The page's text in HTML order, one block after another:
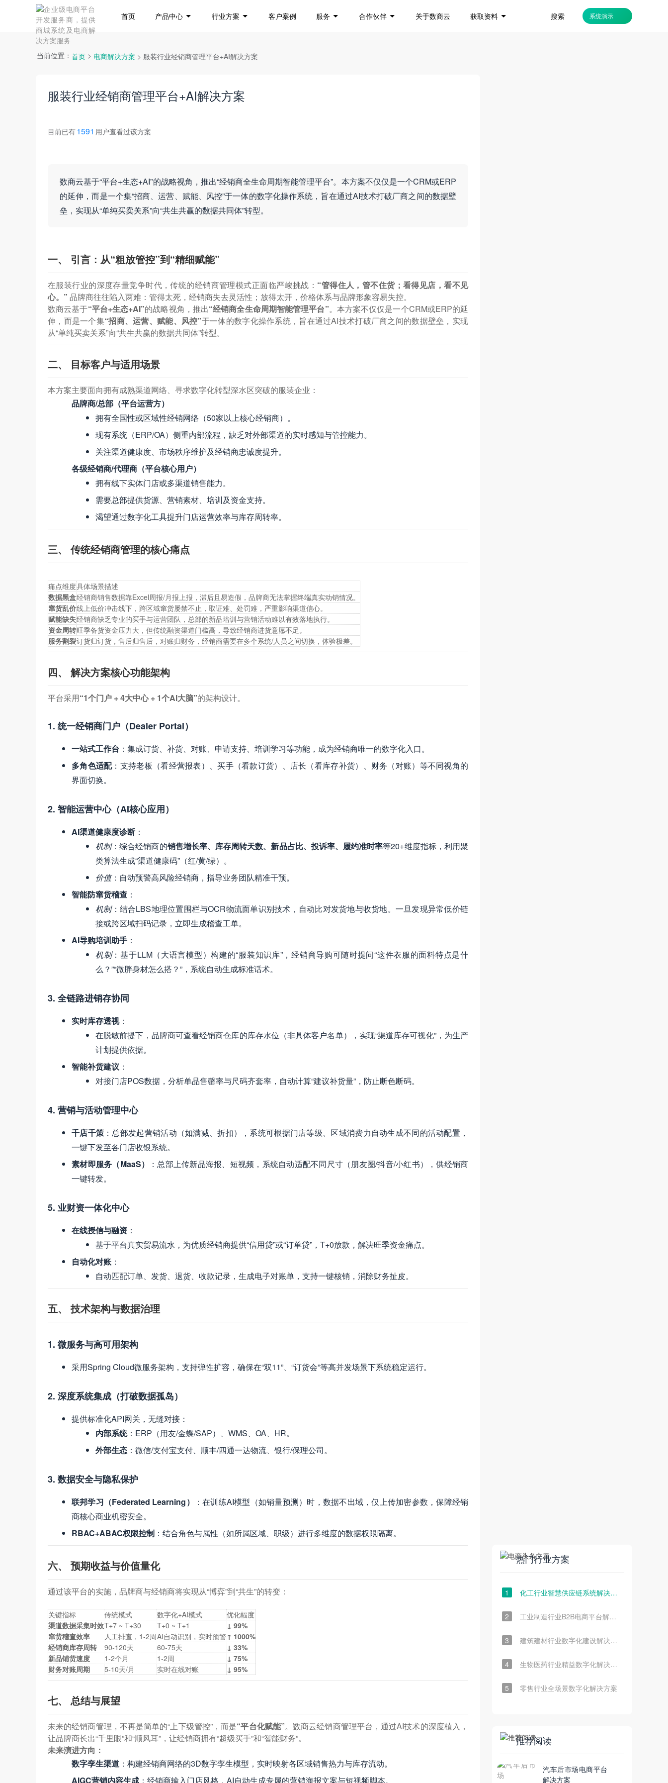
首页 产品中心 行业方案 客户案例 服务 合作伙伴 关于数商云 获取资料 搜索 系统演示
当前位置： 首页 > 电商解决方案 > 服装行业经销商管理平台+AI解决方案
服装行业经销商管理平台+AI解决方案
目前已有1591 用户查看过该方案
数商云基于“平台+生态+AI”的战略视角，推出“经销商全生命周期智能管理平台”。本方案不仅仅是一个CRM或ERP
的延伸，而是一个集“招商、运营、赋能、风控”于一体的数字化操作系统，旨在通过AI技术打破厂商之间的数据壁
垒，实现从“单纯买卖关系”向“共生共赢的数据共同体”转型。
一、 引言：从“粗放管控”到“精细赋能”
在服装行业的深度存量竞争时代，传统的经销商管理模式正面临严峻挑战： “管得住人，管不住货；看得见店，看不见
心。” ​ 品牌商往往陷入两难：管得太死，经销商失去灵活性；放得太开，价格体系与品牌形象容易失控。
数商云基于“平台+生态+AI”的战略视角，推出“经销商全生命周期智能管理平台”。本方案不仅仅是一个CRM或ERP的延
伸，而是一个集“招商、运营、赋能、风控”于一体的数字化操作系统，旨在通过AI技术打破厂商之间的数据壁垒，实现
从“单纯买卖关系”向“共生共赢的数据共同体”转型。
二、 目标客户与适用场景
本方案主要面向拥有成熟渠道网络、寻求数字化转型深水区突破的服装企业：
品牌商/总部（平台运营方）
拥有全国性或区域性经销网络（50家以上核心经销商）。
现有系统（ERP/OA）侧重内部流程，缺乏对外部渠道的实时感知与管控能力。
关注渠道健康度、市场秩序维护及经销商忠诚度提升。
各级经销商/代理商（平台核心用户）
拥有线下实体门店或多渠道销售能力。
需要总部提供货源、营销素材、培训及资金支持。
渴望通过数字化工具提升门店运营效率与库存周转率。
三、 传统经销商管理的核心痛点
痛点维度具体场景描述
数据黑盒经销商销售数据靠Excel周报/月报上报，滞后且易造假，品牌商无法掌握终端真实动销情况。
窜货乱价线上低价冲击线下，跨区域窜货屡禁不止，取证难、处罚难，严重影响渠道信心。
赋能缺失经销商缺乏专业的买手与运营团队，总部的新品培训与营销活动难以有效落地执行。
资金周转旺季备货资金压力大，但传统融资渠道门槛高，导致经销商进货意愿不足。
服务割裂订货归订货，售后归售后，对账归财务，经销商需要在多个系统/人员之间切换，体验极差。
四、 解决方案核心功能架构
平台采用“1个门户 + 4大中心 + 1个AI大脑”的架构设计。
1. 统一经销商门户（Dealer Portal）
一站式工作台 ：集成订货、补货、对账、申请支持、培训学习等功能，成为经销商唯一的数字化入口。
多角色适配：支持老板（看经营报表）、买手（看款订货）、店长（看库存补货）、财务（对账）等不同视角的
界面切换。
2. 智能运营中心（AI核心应用）
AI渠道健康度诊断：
机制：综合经销商的销售增长率、库存周转天数、新品占比、投诉率、履约准时率等20+维度指标，利用聚
类算法生成“渠道健康码”（红/黄/绿）。
价值：自动预警高风险经销商，指导业务团队精准干预。
智能防窜货稽查 ：
机制：结合LBS地理位置围栏与OCR物流面单识别技术，自动比对发货地与收货地。一旦发现异常低价链
接或跨区域扫码记录，立即生成稽查工单。
AI导购培训助手 ：
机制：基于LLM（大语言模型）构建的“服装知识库”，经销商导购可随时提问“这件衣服的面料特点是什
么？”“微胖身材怎么搭？”，系统自动生成标准话术。
3. 全链路进销存协同
实时库存透视：
在脱敏前提下，品牌商可查看经销商仓库的库存水位（非具体客户名单），实现“渠道库存可视化”，为生产
计划提供依据。
智能补货建议 ：
对接门店POS数据，分析单品售罄率与尺码齐套率，自动计算“建议补货量”，防止断色断码。
4. 营销与活动管理中心
千店千策 ：总部发起营销活动（如满减、折扣），系统可根据门店等级、区域消费力自动生成不同的活动配置，
一键下发至各门店收银系统。
素材即服务（MaaS）
：总部上传新品海报、短视频，系统自动适配不同尺寸（朋友圈/抖音/小红书），供经销商
一键转发。
5. 业财资一体化中心
在线授信与融资 ：
基于平台真实贸易流水，为优质经销商提供“信用贷”或“订单贷”，T+0放款，解决旺季资金痛点。
自动化对账 ：
自动匹配订单、发货、退货、收款记录，生成电子对账单，支持一键核销，消除财务扯皮。
五、 技术架构与数据治理
1. 微服务与高可用架构
采用Spring Cloud微服务架构，支持弹性扩容，确保在“双11”、“订货会”等高并发场景下系统稳定运行。
2. 深度系统集成（打破数据孤岛）
提供标准化API网关，无缝对接：
内部系统：ERP（用友/金蝶/SAP）、WMS、OA、HR。
外部生态 ：微信/支付宝支付、顺丰/四通一达物流、银行/保理公司。
3. 数据安全与隐私保护
联邦学习（Federated Learning）
：在训练AI模型（如销量预测）时，数据不出域，仅上传加密参数，保障经销
商核心商业机密安全。
RBAC+ABAC权限控制 ：结合角色与属性（如所属区域、职级）进行多维度的数据权限隔离。
六、 预期收益与价值量化
通过该平台的实施，品牌商与经销商将实现从“博弈”到“共生”的转变：
关键指标 传统模式 数字化+AI模式
优化幅度
渠道数据采集时效T+7 ~ T+30 T+0 ~ T+1
↓ 99%
窜货稽查效率
人工排查，1‑2周AI自动识别，实时预警↑ 1000%
经销商库存周转
90‑120天 60‑75天
↓ 33%
新品铺货速度
1‑2个月 1‑2周
↓ 75%
财务对账周期
5‑10天/月 实时在线对账 ↓ 95%
七、 总结与展望
未来的经销商管理，不再是简单的“上下级管控”，而是“平台化赋能”。数商云经销商管理平台，通过AI技术的深度植入，
让品牌商长出“千里眼”和“顺风耳”，让经销商拥有“超级买手”和“智能财务”。
未来演进方向：
数字孪生渠道 ：构建经销商网络的3D数字孪生模型，实时映射各区域销售热力与库存流动。
AIGC营销内容生成 ：经销商输入门店风格，AI自动生成专属的营销海报文案与短视频脚本。
热门行业方案
1 化工行业智慧供应链系统解决方案
2 工业制造行业B2B电商平台解决方案
3 建筑建材行业数字化建设解决方案
4 生物医药行业精益数字化解决方案
5 零售行业全场景数字化解决方案
推荐阅读
汽车后市场电商平台
解决方案